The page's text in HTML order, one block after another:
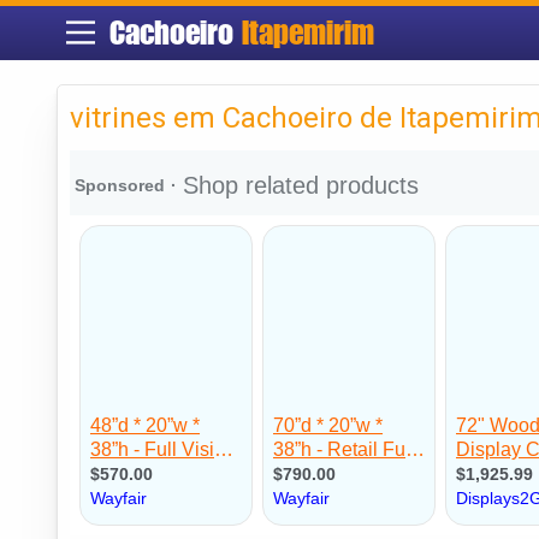
Cachoeiro Itapemirim
vitrines em Cachoeiro de